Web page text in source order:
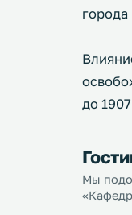
до
Мы